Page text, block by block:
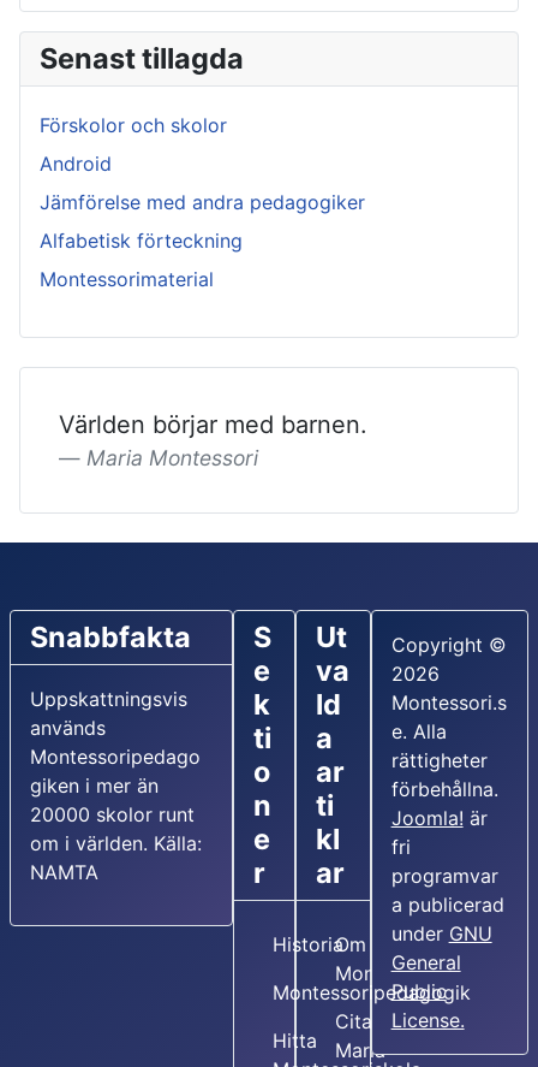
Senast tillagda
Förskolor och skolor
Android
Jämförelse med andra pedagogiker
Alfabetisk förteckning
Montessorimaterial
Världen börjar med barnen.
Maria Montessori
Snabbfakta
Uppskattningsvis
används
Montessoripedago
giken i mer än
20000 skolor runt
om i världen. Källa:
NAMTA
S
e
k
ti
o
n
e
r
Historia
Montessoripedagogik
Hitta
Ut
va
ld
a
ar
ti
kl
ar
Om Maria
Montessori
Citat av
Maria
Copyright ©
2026
Montessori.s
e. Alla
rättigheter
förbehållna.
Joomla! är
fri
programvar
a publicerad
under GNU
General
Public
License.